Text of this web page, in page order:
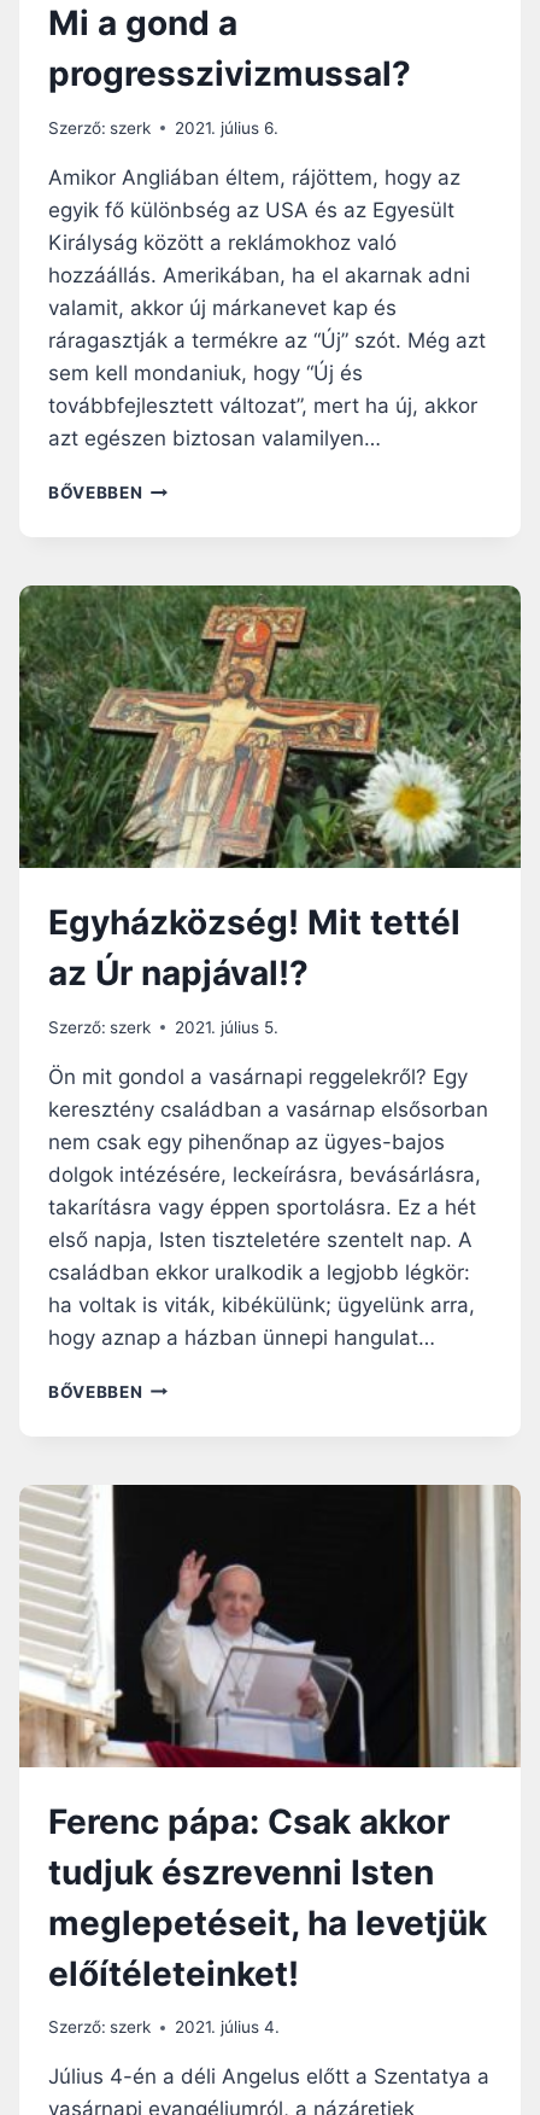
Mi a gond a
progresszivizmussal?
Szerző: szerk 2021. július 6.
Amikor Angliában éltem, rájöttem, hogy az
egyik fő különbség az USA és az Egyesült
Királyság között a reklámokhoz való
hozzáállás. Amerikában, ha el akarnak adni
valamit, akkor új márkanevet kap és
ráragasztják a termékre az “Új” szót. Még azt
sem kell mondaniuk, hogy “Új és
továbbfejlesztett változat”, mert ha új, akkor
azt egészen biztosan valamilyen…
BŐVEBBEN
PROGRESSZIVIZMUSSAL?
Egyházközség! Mit tettél
az Úr napjával!?
Szerző: szerk 2021. július 5.
Ön mit gondol a vasárnapi reggelekről? Egy
keresztény családban a vasárnap elsősorban
nem csak egy pihenőnap az ügyes-bajos
dolgok intézésére, leckeírásra, bevásárlásra,
takarításra vagy éppen sportolásra. Ez a hét
első napja, Isten tiszteletére szentelt nap. A
családban ekkor uralkodik a legjobb légkör:
ha voltak is viták, kibékülünk; ügyelünk arra,
hogy aznap a házban ünnepi hangulat…
BŐVEBBEN EGYHÁZKÖZSÉG!
ÚR
Ferenc pápa: Csak akkor
tudjuk észrevenni Isten
meglepetéseit, ha levetjük
előítéleteinket!
Szerző: szerk 2021. július 4.
Július 4-én a déli Angelus előtt a Szentatya a
vasárnapi evangéliumról, a názáretiek